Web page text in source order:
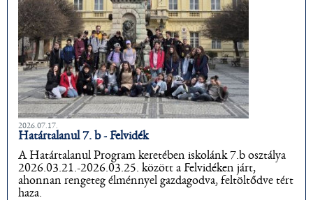
2026.07.17.
Határtalanul 7. b - Felvidék
A Határtalanul Program keretében iskolánk 7.b osztálya
2026.03.21.-2026.03.25. között a Felvidéken járt,
ahonnan rengeteg élménnyel gazdagodva, feltöltődve tért
haza.